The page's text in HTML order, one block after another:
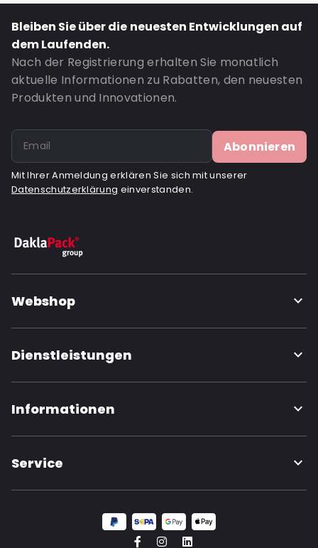
Bleiben Sie über die neuesten Entwicklungen auf
dem Laufenden.
Nach der Registrierung erhalten Sie monatlich
aktuelle Informationen zu Rabatten, den neuesten
Produkten und Innovationen.
Abonnieren
Mit Ihrer Anmeldung erklären Sie sich mit unserer
Datenschutzerklärung einverstanden.
Webshop
Dienstleistungen
Informationen
Service